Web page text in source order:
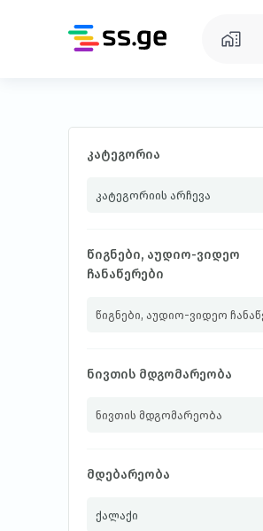
კატეგორია
წიგნები, აუდიო-ვიდეო
ჩანაწერები
ნივთის მდგომარეობა
ნივთის მდგომარეობა
მდებარეობა